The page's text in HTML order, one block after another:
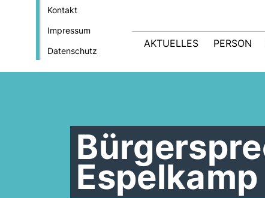
Kontakt
Impressum
Datenschutz
AKTUELLES PERSON
Espelkamp